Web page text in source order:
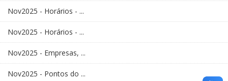
Nov2025 - Horários - ...
Nov2025 - Horários - ...
Nov2025 - Empresas, ...
Nov2025 - Pontos do ...